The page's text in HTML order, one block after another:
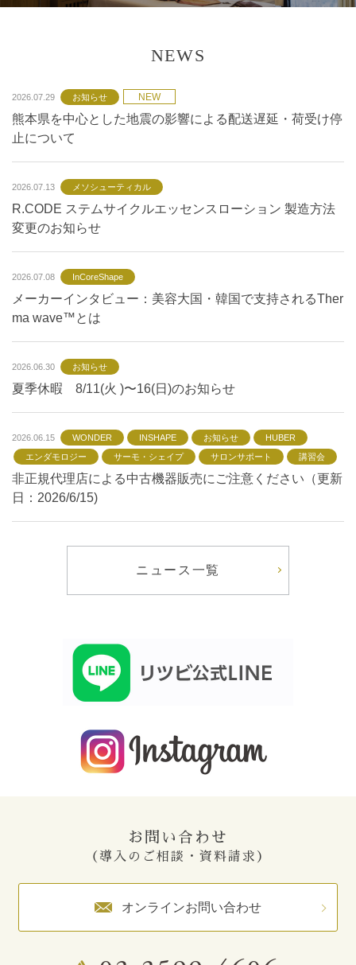
NEWS
2026.07.29 お知らせ NEW
熊本県を中心とした地震の影響による配送遅延・荷受け停
止について
2026.07.13 メソシューティカル
R.CODE ステムサイクルエッセンスローション 製造方法
変更のお知らせ
2026.07.08 InCoreShape
メーカーインタビュー：美容大国・韓国で支持されるTher
ma wave™とは
2026.06.30 お知らせ
夏季休暇 8/11(火 )〜16(日)のお知らせ
2026.06.15 WONDER INSHAPE お知らせ
HUBER
エンダモロジー
サーモ・シェイプ サロンサポート 講習会
非正規代理店による中古機器販売にご注意ください（更新
日：2026/6/15)
ニュース一覧
お問い合わせ
（導入のご相談・資料請求）
オンラインお問い合わせ